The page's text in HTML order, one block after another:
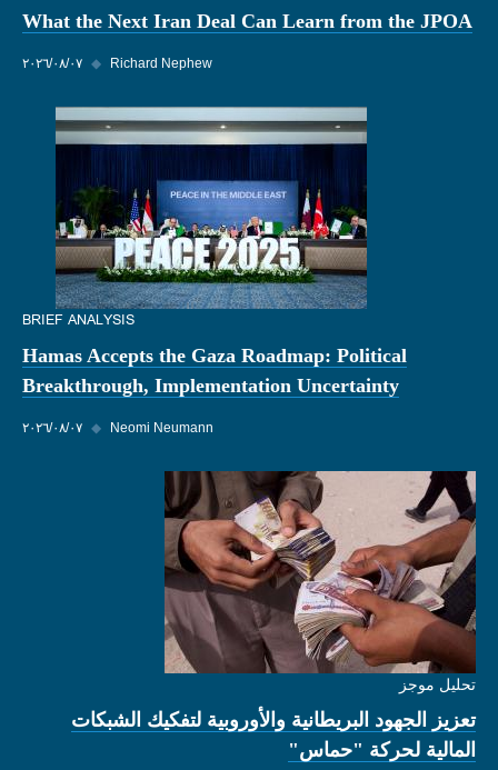
What the Next Iran Deal Can Learn from the JPOA
٠٧‏/٠٨‏/٢٠٢٦ ◆ Richard Nephew
BRIEF ANALYSIS
Hamas Accepts the Gaza Roadmap: Political
Breakthrough, Implementation Uncertainty
٠٧‏/٠٨‏/٢٠٢٦ ◆ Neomi Neumann
تحليل موجز
تعزيز الجهود البريطانية والأوروبية لتفكيك الشبكات
المالية لحركة "حماس"